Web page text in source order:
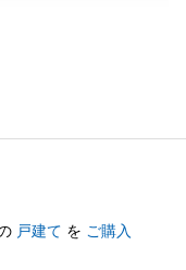
の使命と感じてお
。
戸建て を ご購入